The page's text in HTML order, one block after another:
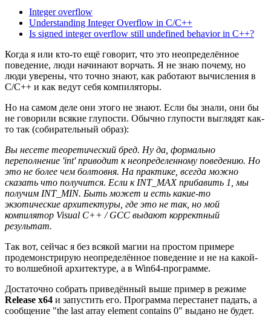
Integer overflow
Understanding Integer Overflow in C/C++
Is signed integer overflow still undefined behavior in C++?
Когда я или кто-то ещё говорит, что это неопределённое
поведение, люди начинают ворчать. Я не знаю почему, но
люди уверены, что точно знают, как работают вычисления в
C/C++ и как ведут себя компиляторы.
Но на самом деле они этого не знают. Если бы знали, они бы
не говорили всякие глупости. Обычно глупости выглядят как-
то так (собирательный образ):
Вы несете теоретический бред. Ну да, формально
переполнение 'int' приводит к неопределенному поведению. Но
это не более чем болтовня. На практике, всегда можно
сказать что получится. Если к INT_MAX прибавить 1, мы
получим INT_MIN. Быть может и есть какие-то
экзотические архитектуры, где это не так, но мой
компилятор Visual C++ / GCC выдают корректный
результат.
Так вот, сейчас я без всякой магии на простом примере
продемонстрирую неопределённое поведение и не на какой-
то волшебной архитектуре, а в Win64-программе.
Достаточно собрать приведённый выше пример в режиме
Release x64 и запустить его. Программа перестанет падать, а
сообщение "the last array element contains 0" выдано не будет.